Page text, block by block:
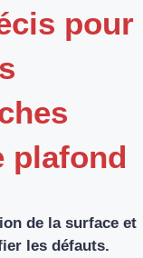
pour
plafond
de la surface et
les défauts.